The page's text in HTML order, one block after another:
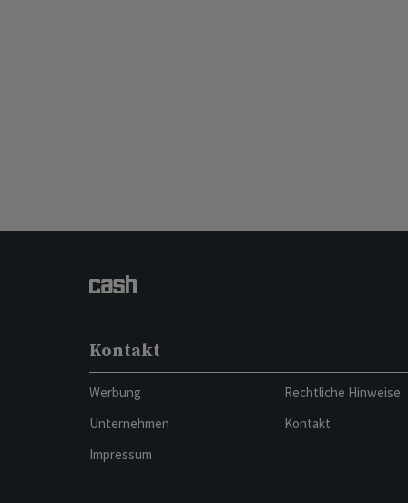
Kontakt
Werbung
Unternehmen
Impressum
Rechtliche Hinweise
Kontakt